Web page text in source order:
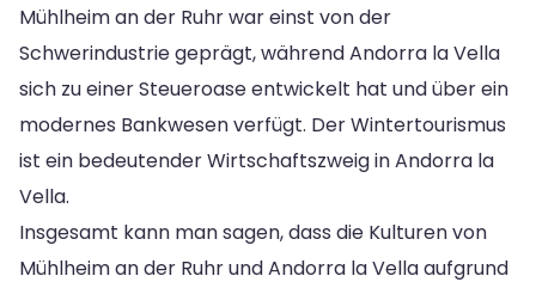
Mühlheim an der Ruhr war einst von der
Schwerindustrie geprägt, während Andorra la Vella
sich zu einer Steueroase entwickelt hat und über ein
modernes Bankwesen verfügt. Der Wintertourismus
ist ein bedeutender Wirtschaftszweig in Andorra la
Vella.
Insgesamt kann man sagen, dass die Kulturen von
Mühlheim an der Ruhr und Andorra la Vella aufgrund